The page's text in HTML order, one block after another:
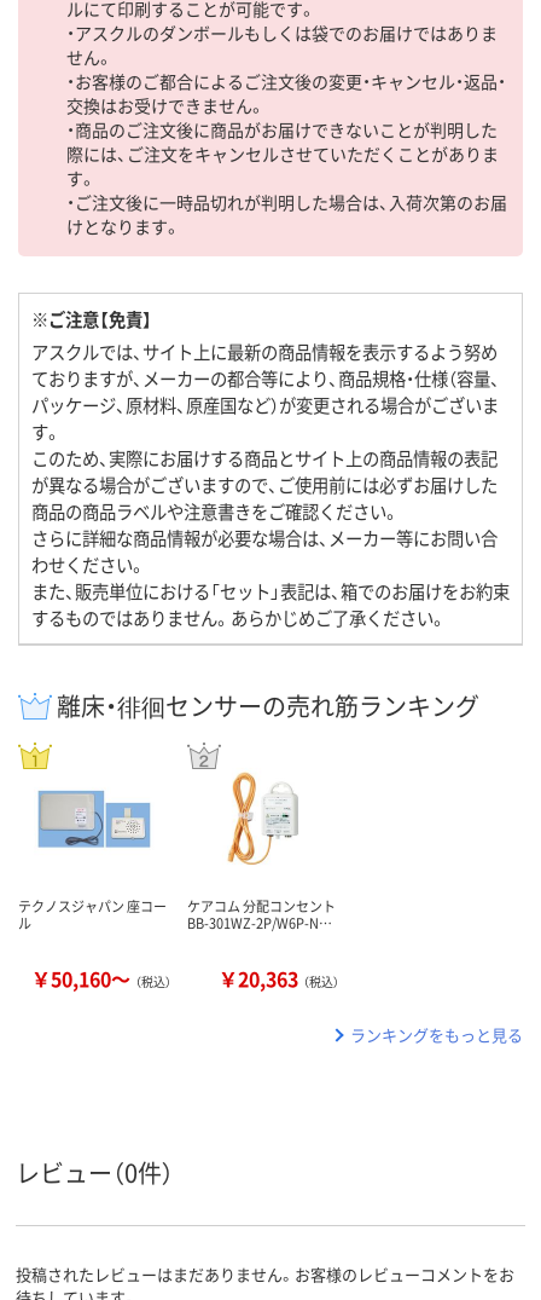
ルにて印刷することが可能です。
・アスクルのダンボールもしくは袋でのお届けではありま
せん。
・お客様のご都合によるご注文後の変更・キャンセル・返品・
交換はお受けできません。
・商品のご注文後に商品がお届けできないことが判明した
際には、ご注文をキャンセルさせていただくことがありま
す。
・ご注文後に一時品切れが判明した場合は、入荷次第のお届
けとなります。
※ご注意【免責】
アスクルでは、サイト上に最新の商品情報を表示するよう努め
ておりますが、メーカーの都合等により、商品規格・仕様（容量、
パッケージ、原材料、原産国など）が変更される場合がございま
す。
このため、実際にお届けする商品とサイト上の商品情報の表記
が異なる場合がございますので、ご使用前には必ずお届けした
商品の商品ラベルや注意書きをご確認ください。
さらに詳細な商品情報が必要な場合は、メーカー等にお問い合
わせください。
また、販売単位における「セット」表記は、箱でのお届けをお約束
するものではありません。あらかじめご了承ください。
離床・徘徊センサーの売れ筋ランキング
テクノスジャパン 座コー
ル
￥50,160～ （税込）
ケアコム 分配コンセント
BB-301WZ-2P/W6P-N…
￥20,363 （税込）
ランキングをもっと見る
レビュー（0件）
投稿されたレビューはまだありません。お客様のレビューコメントをお